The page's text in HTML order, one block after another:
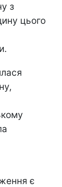
з
цього
є